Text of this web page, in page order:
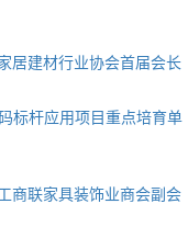
居建材行业协会首届会长
标杆应用项目重点培育单
商联家具装饰业商会副会